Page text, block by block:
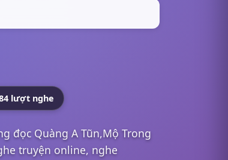
lượt nghe
đọc Quàng A Tũn,Mộ Trong
truyện online, nghe